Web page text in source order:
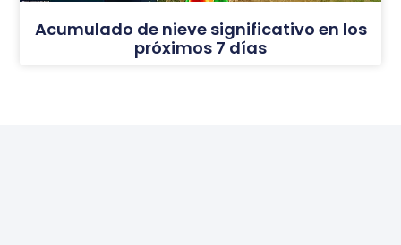
Acumulado de nieve significativo en los
próximos 7 días